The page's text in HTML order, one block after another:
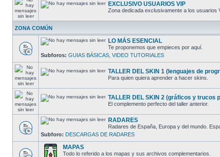
EXCLUSIVO USUARIOS VIP
Zona dedicada exclusivamente a los usuarios
ZONA COMÚN
LO MÁS ESENCIAL
Te proponemos que empieces por aquí.
Subforos: GUIAS BÁSICAS VIDEO TUTORIALES
TALLER DEL SKIN 1 (lenguajes de
Para quien quiera aprender a hacer skins.
TALLER DEL SKIN 2 (gráficos y trucos
El complemento perfecto del taller anterior.
RADARES
Radares de España, Europa y del mundo.
Subforo: DESCARGAS DE RADARES
MAPAS
Todo lo referido a los mapas y sus archivos complementarios.